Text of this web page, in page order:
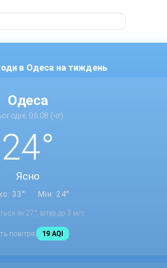
в Одеса на тиждень
Одеса
06.08 (чт)
24°
Ясно
33° Мін: 24°
як 27°, вітер до 3 м/с
повітря: 19 AQI